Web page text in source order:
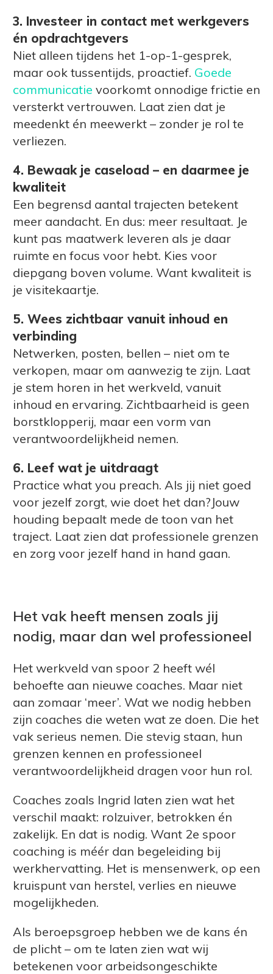
3. Investeer in contact met werkgevers
én opdrachtgevers
Niet alleen tijdens het 1-op-1-gesprek,
maar ook tussentijds, proactief. Goede
communicatie voorkomt onnodige frictie en
versterkt vertrouwen. Laat zien dat je
meedenkt én meewerkt – zonder je rol te
verliezen.
4. Bewaak je caseload – en daarmee je
kwaliteit
Een begrensd aantal trajecten betekent
meer aandacht. En dus: meer resultaat. Je
kunt pas maatwerk leveren als je daar
ruimte en focus voor hebt. Kies voor
diepgang boven volume. Want kwaliteit is
je visitekaartje.
5. Wees zichtbaar vanuit inhoud en
verbinding
Netwerken, posten, bellen – niet om te
verkopen, maar om aanwezig te zijn. Laat
je stem horen in het werkveld, vanuit
inhoud en ervaring. Zichtbaarheid is geen
borstklopperij, maar een vorm van
verantwoordelijkheid nemen.
6. Leef wat je uitdraagt
Practice what you preach. Als jij niet goed
voor jezelf zorgt, wie doet het dan?Jouw
houding bepaalt mede de toon van het
traject. Laat zien dat professionele grenzen
en zorg voor jezelf hand in hand gaan.
Het vak heeft mensen zoals jij
nodig, maar dan wel professioneel
Het werkveld van spoor 2 heeft wél
behoefte aan nieuwe coaches. Maar niet
aan zomaar ‘meer’. Wat we nodig hebben
zijn coaches die weten wat ze doen. Die het
vak serieus nemen. Die stevig staan, hun
grenzen kennen en professioneel
verantwoordelijkheid dragen voor hun rol.
Coaches zoals Ingrid laten zien wat het
verschil maakt: rolzuiver, betrokken én
zakelijk. En dat is nodig. Want 2e spoor
coaching is méér dan begeleiding bij
werkhervatting. Het is mensenwerk, op een
kruispunt van herstel, verlies en nieuwe
mogelijkheden.
Als beroepsgroep hebben we de kans én
de plicht – om te laten zien wat wij
betekenen voor arbeidsongeschikte